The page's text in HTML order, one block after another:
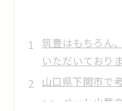
筑豊はもちろん
いただいており
山口県下関市で
ペット火葬